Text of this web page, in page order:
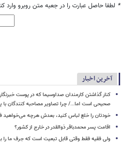
* لطفا حاصل عبارت را در جعبه متن روبرو وارد
آخرین اخبار
کنار گذاشتن کارمندان صداوسیما که در پوست
صحیحی است اما.../ چرا تصاویر مصاحبه کنندگان با
خودتان را خلع لباس کنید، بعدش هرچه می‌خواهید
اقامت پسر محمدباقر ذوالقدر در خارج از کشور؟
ولی فقیه فقط وقتی قابل تبعیت است که جرف ما را